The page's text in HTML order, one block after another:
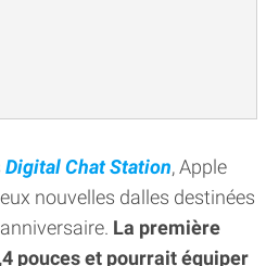
Digital Chat Station, Apple
nouvelles dalles destinées
La première
pouces et pourrait équiper